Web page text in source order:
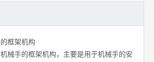
框架机构
械手的框架机构，主要是用于机械手的安